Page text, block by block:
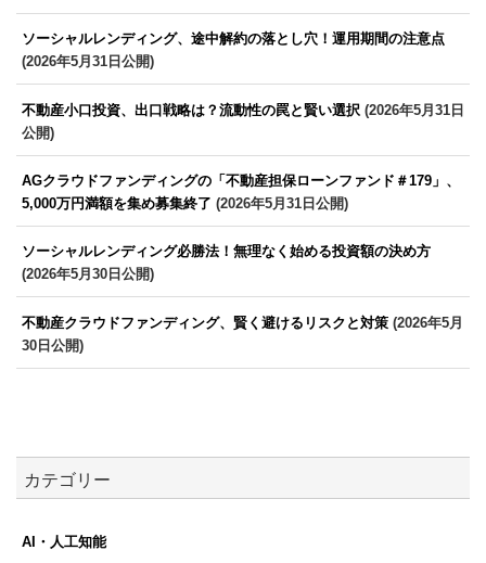
ソーシャルレンディング、途中解約の落とし穴！運用期間の注意点
(2026年5月31日公開)
不動産小口投資、出口戦略は？流動性の罠と賢い選択 (2026年5月31日
公開)
AGクラウドファンディングの「不動産担保ローンファンド＃179」、
5,000万円満額を集め募集終了 (2026年5月31日公開)
ソーシャルレンディング必勝法！無理なく始める投資額の決め方
(2026年5月30日公開)
不動産クラウドファンディング、賢く避けるリスクと対策 (2026年5月
30日公開)
カテゴリー
AI・人工知能